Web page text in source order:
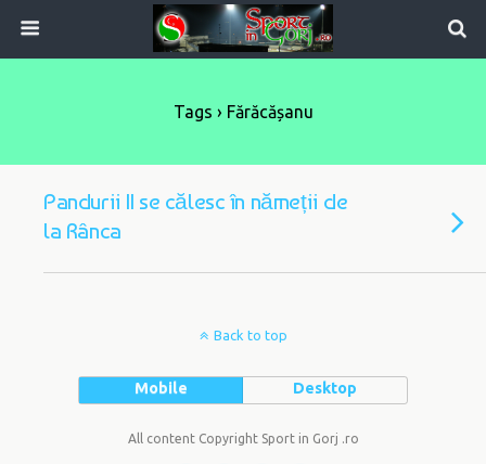
Tags › Fărăcășanu
Pandurii II se călesc în nămeții de
la Rânca
Back to top
Mobile Desktop
All content Copyright Sport in Gorj .ro